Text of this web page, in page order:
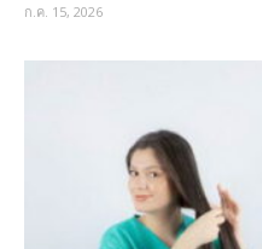
ก.ค. 15, 2026